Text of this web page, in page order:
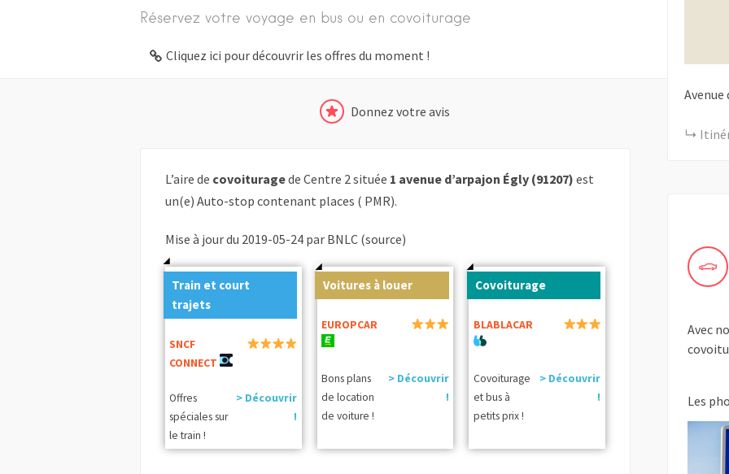
Réservez votre voyage en bus ou en covoiturage
Cliquez ici pour découvrir les offres du moment !
Donnez votre avis
L’aire de covoituragede Centre 2 située 1 avenue d’arpajon Égly (91207) est
un(e) Auto-stop contenant places ( PMR).
Mise à jour du 2019-05-24 par BNLC (source)
Train et court
trajets
SNCF
CONNECT
Offres
spéciales sur
le train !
> Découvrir
!
Voitures à louer
EUROPCAR
Bons plans
de location
de voiture !
> Découvrir
!
Covoiturage
BLABLACAR
Covoiturage
et bus à
petits prix !
> Découvrir
!
Avenue
Avec
Les